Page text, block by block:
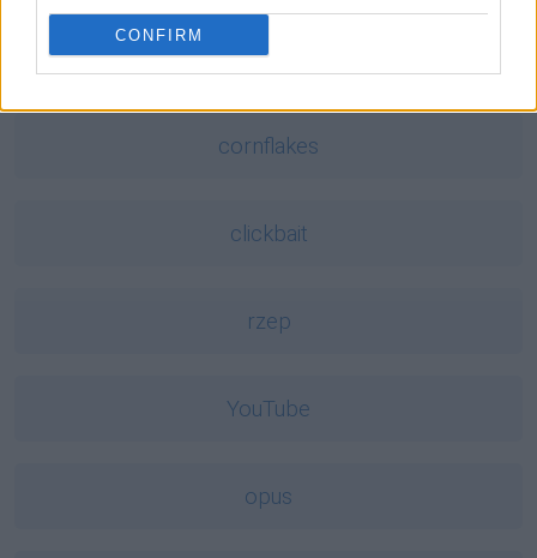
CONFIRM
wytężyć
cornflakes
clickbait
rzep
YouTube
opus